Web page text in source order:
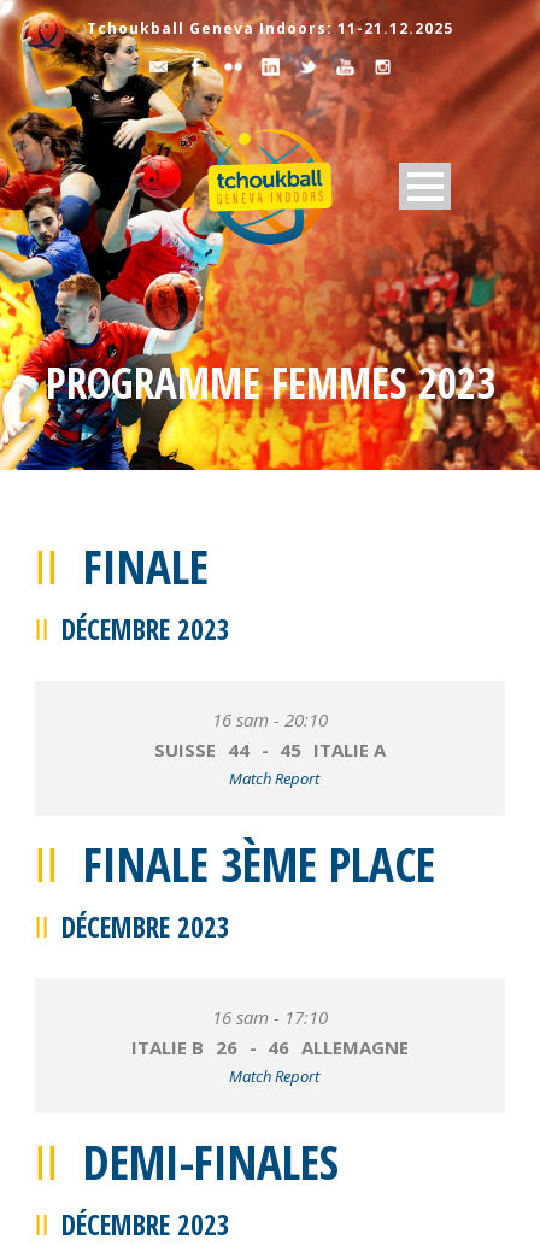
Tchoukball Geneva Indoors: 11-21.12.2025
PROGRAMME FEMMES 2023
FINALE
DÉCEMBRE 2023
16 sam - 20:10
SUISSE 44 - 45 ITALIE A
Match Report
FINALE 3ÈME PLACE
DÉCEMBRE 2023
16 sam - 17:10
ITALIE B 26 - 46 ALLEMAGNE
Match Report
DEMI-FINALES
DÉCEMBRE 2023